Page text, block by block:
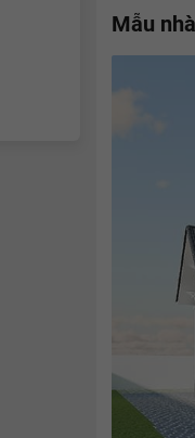
Mẫu